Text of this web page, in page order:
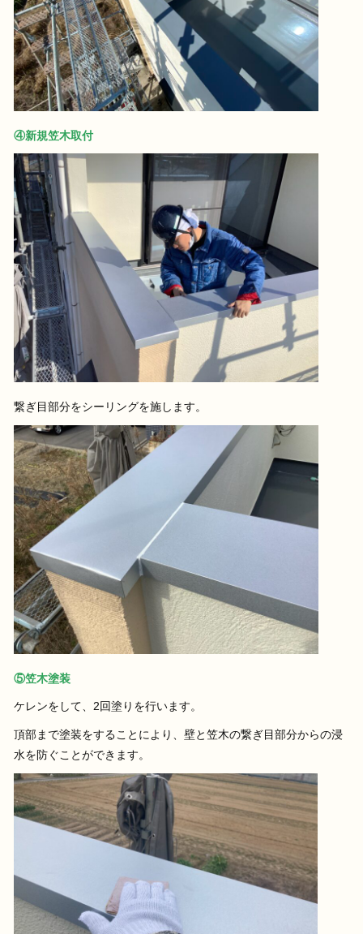
④新規笠木取付
繋ぎ目部分をシーリングを施します。
⑤笠木塗装
ケレンをして、2回塗りを行います。
頂部まで塗装をすることにより、壁と笠木の繋ぎ目部分からの浸
水を防ぐことができます。